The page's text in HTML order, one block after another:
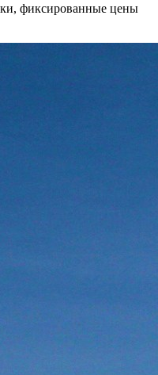
фиксированные цены